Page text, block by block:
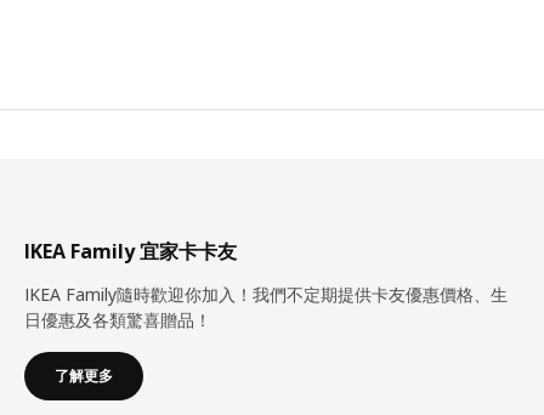
IKEA Family 宜家卡卡友
IKEA Family隨時歡迎你加入！我們不定期提供卡友優惠價格、生
日優惠及各類驚喜贈品！
了解更多